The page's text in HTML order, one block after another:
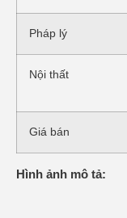
Pháp lý
Nội thất
Giá bán
Hình ảnh mô tả: